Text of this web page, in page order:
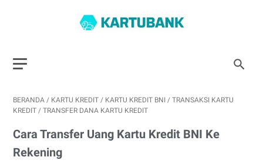
BERANDA / KARTU KREDIT / KARTU KREDIT BNI / TRANSAKSI KARTU
KREDIT / TRANSFER DANA KARTU KREDIT
Cara Transfer Uang Kartu Kredit BNI Ke
Rekening